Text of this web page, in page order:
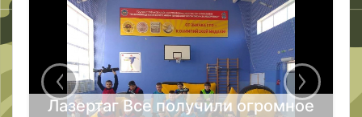
Лазертаг Все получили огромное